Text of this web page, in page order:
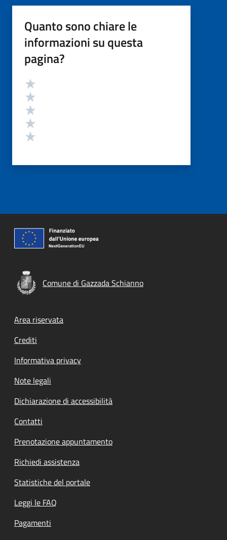
Quanto sono chiare le
informazioni su questa
pagina?
Valutazione
Comune di Gazzada Schianno
Footer menu
Area riservata
Crediti
Informativa privacy
Note legali
Dichiarazione di accessibilità
Contatti
Prenotazione appuntamento
Richiedi assistenza
Statistiche del portale
Leggi le FAQ
Pagamenti